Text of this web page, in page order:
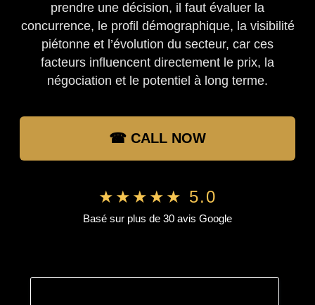
prendre une décision, il faut évaluer la
concurrence, le profil démographique, la visibilité
piétonne et l’évolution du secteur, car ces
facteurs influencent directement le prix, la
négociation et le potentiel à long terme.
☎ CALL NOW
★★★★★ 5.0
Basé sur plus de 30 avis Google